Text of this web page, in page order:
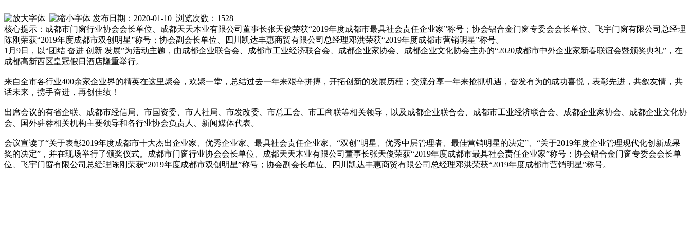
发布日期：2020-01-10 浏览次数： 1528
核心提示：成都市门窗行业协会会长单位、成都天天木业有限公司董事长张天俊荣获“2019年度成都市最具社会责任企业家”称号；协会铝合金门窗专委会会长单位、飞宇门窗有限公司总经理
陈刚荣获“2019年度成都市双创明星”称号；协会副会长单位、四川凯达丰惠商贸有限公司总经理邓洪荣获“2019年度成都市营销明星”称号。
1月9日，以“团结 奋进 创新 发展”为活动主题，由成都企业联合会、成都市工业经济联合会、成都企业家协会、成都企业文化协会主办的“2020成都市中外企业家新春联谊会暨颁奖典礼”，在
成都高新西区皇冠假日酒店隆重举行。
来自全市各行业400余家企业界的精英在这里聚会，欢聚一堂，总结过去一年来艰辛拼搏，开拓创新的发展历程；交流分享一年来抢抓机遇，奋发有为的成功喜悦，表彰先进，共叙友情，共
话未来，携手奋进，再创佳绩！
出席会议的有省企联、成都市经信局、市国资委、市人社局、市发改委、市总工会、市工商联等相关领导，以及成都企业联合会、成都市工业经济联合会、成都企业家协会、成都企业文化协
会、国外驻蓉相关机构主要领导和各行业协会负责人、新闻媒体代表。
会议宣读了“关于表彰2019年度成都市十大杰出企业家、优秀企业家、最具社会责任企业家、“双创”明星、优秀中层管理者、最佳营销明星的决定”、“关于2019年度企业管理现代化创新成果
奖的决定”，并在现场举行了颁奖仪式。成都市门窗行业协会会长单位、成都天天木业有限公司董事长张天俊荣获“2019年度成都市最具社会责任企业家”称号；协会铝合金门窗专委会会长单
位、飞宇门窗有限公司总经理陈刚荣获“2019年度成都市双创明星”称号；协会副会长单位、四川凯达丰惠商贸有限公司总经理邓洪荣获“2019年度成都市营销明星”称号。